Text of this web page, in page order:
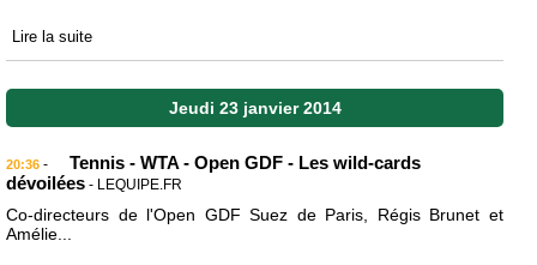
Lire la suite
Jeudi 23 janvier 2014
20:36 -
Tennis - WTA - Open GDF - Les wild-cards
dévoilées - LEQUIPE.FR
Co-directeurs de l'Open GDF Suez de Paris, Régis Brunet et
Amélie...